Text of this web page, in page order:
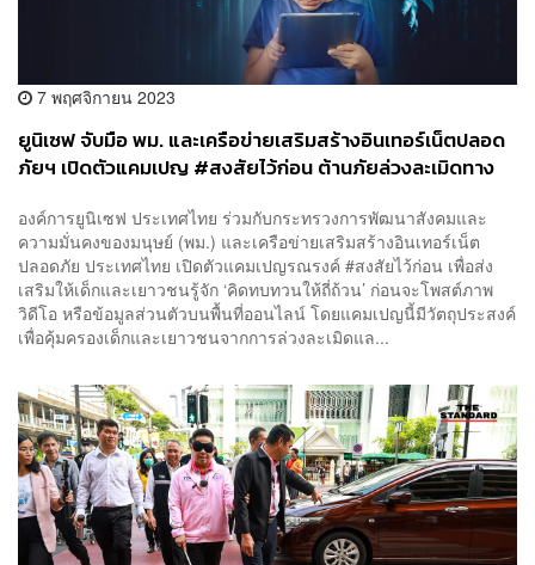
7 พฤศจิกายน 2023
ยูนิเซฟ จับมือ พม. และเครือข่ายเสริมสร้างอินเทอร์เน็ตปลอด
ภัยฯ เปิดตัวแคมเปญ #สงสัยไว้ก่อน ต้านภัยล่วงละเมิดทาง
องค์การยูนิเซฟ ประเทศไทย ร่วมกับกระทรวงการพัฒนาสังคมและ
ความมั่นคงของมนุษย์ (พม.) และเครือข่ายเสริมสร้างอินเทอร์เน็ต
ปลอดภัย ประเทศไทย เปิดตัวแคมเปญรณรงค์ #สงสัยไว้ก่อน เพื่อส่ง
เสริมให้เด็กและเยาวชนรู้จัก ‘คิดทบทวนให้ถี่ถ้วน’ ก่อนจะโพสต์ภาพ
วิดีโอ หรือข้อมูลส่วนตัวบนพื้นที่ออนไลน์ โดยแคมเปญนี้มีวัตถุประสงค์
เพื่อคุ้มครองเด็กและเยาวชนจากการล่วงละเมิดแล...